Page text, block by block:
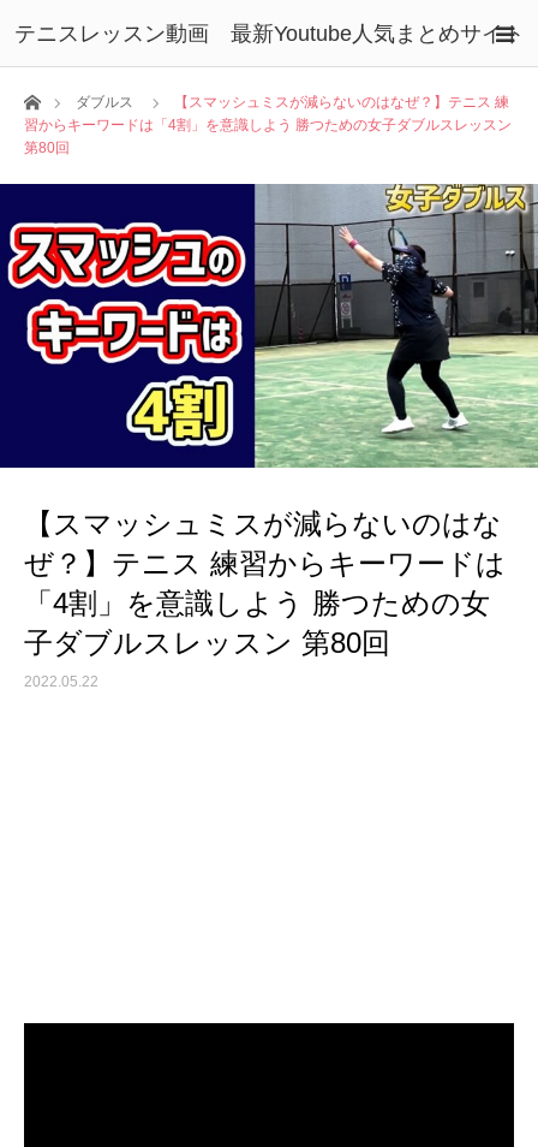
テニスレッスン動画 最新Youtube人気まとめサイト
ホームダブルス
【スマッシュミスが減らないのはなぜ？】テニス 練
習からキーワードは「4割」を意識しよう 勝つための女子ダブルスレッスン
第80回
【スマッシュミスが減らないのはな
ぜ？】テニス 練習からキーワードは
「4割」を意識しよう 勝つための女
子ダブルスレッスン 第80回
2022.05.22